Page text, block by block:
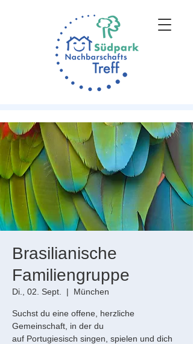
Brasilianische
Familiengruppe
Di., 02. Sept.
  |
München
Suchst du eine offene, herzliche
Gemeinschaft, in der du
auf Portugiesisch singen, spielen und dich